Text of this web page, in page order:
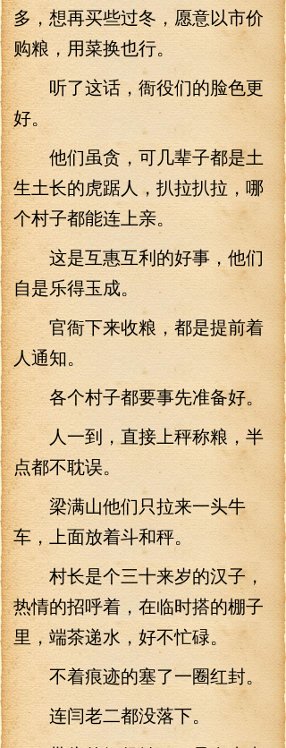
多，想再买些过冬，愿意以市价
购粮，用菜换也行。
听了这话，衙役们的脸色更
好。
他们虽贪，可几辈子都是土
生土长的虎踞人，扒拉扒拉，哪
个村子都能连上亲。
这是互惠互利的好事，他们
自是乐得玉成。
官衙下来收粮，都是提前着
人通知。
各个村子都要事先准备好。
人一到，直接上秤称粮，半
点都不耽误。
梁满山他们只拉来一头牛
车，上面放着斗和秤。
村长是个三十来岁的汉子，
热情的招呼着，在临时搭的棚子
里，端茶递水，好不忙碌。
不着痕迹的塞了一圈红封。
连闫老二都没落下。